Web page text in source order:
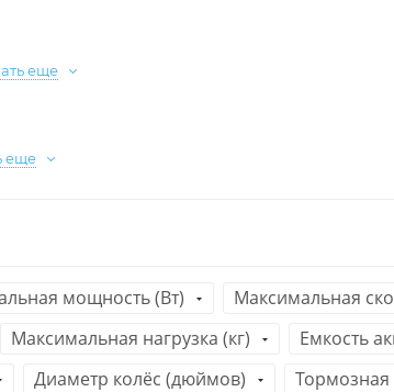
еще
еще
мощность (Вт)
Максимальная
Максимальная нагрузка (кг)
Емкость
Диаметр колёс (дюймов) Тормозная